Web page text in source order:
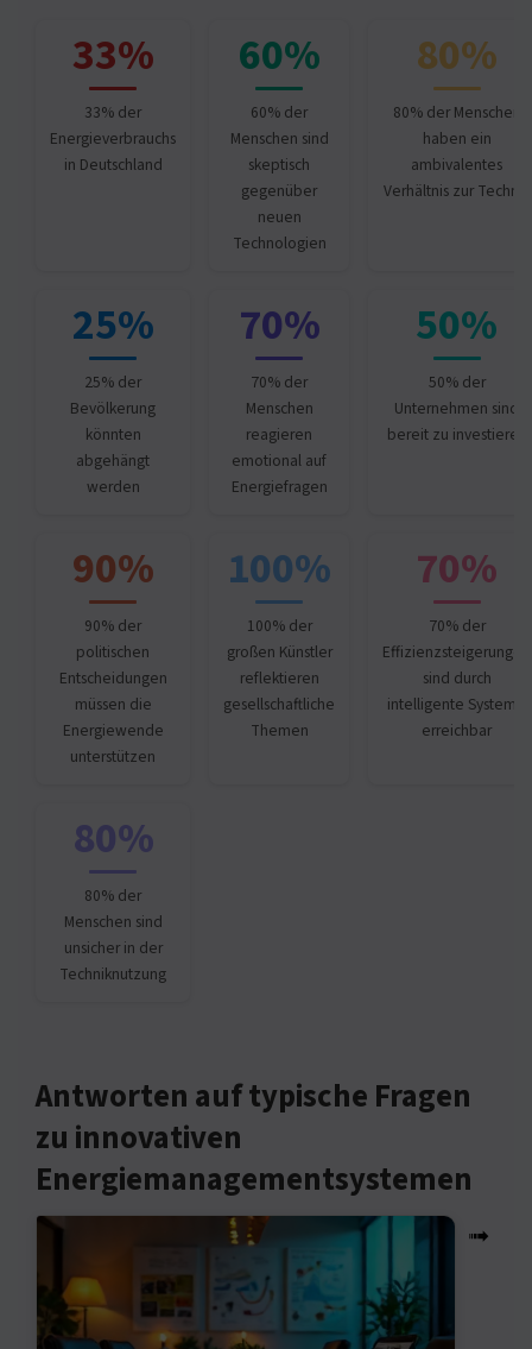
33%
33% der
Energieverbrauchs
in Deutschland
60%
60% der
Menschen sind
skeptisch
gegenüber
neuen
Technologien
80%
80% der Menschen
haben ein
ambivalentes
Verhältnis zur Technik
25%
25% der
Bevölkerung
könnten
abgehängt
werden
70%
70% der
Menschen
reagieren
emotional auf
Energiefragen
50%
50% der
Unternehmen sind
bereit zu investieren
90%
90% der
politischen
Entscheidungen
müssen die
Energiewende
unterstützen
100%
100% der
großen Künstler
reflektieren
gesellschaftliche
Themen
70%
70% der
Effizienzsteigerungen
sind durch
intelligente Systeme
erreichbar
80%
80% der
Menschen sind
unsicher in der
Techniknutzung
Antworten auf typische Fragen
zu innovativen
Energiemanagementsystemen
➟